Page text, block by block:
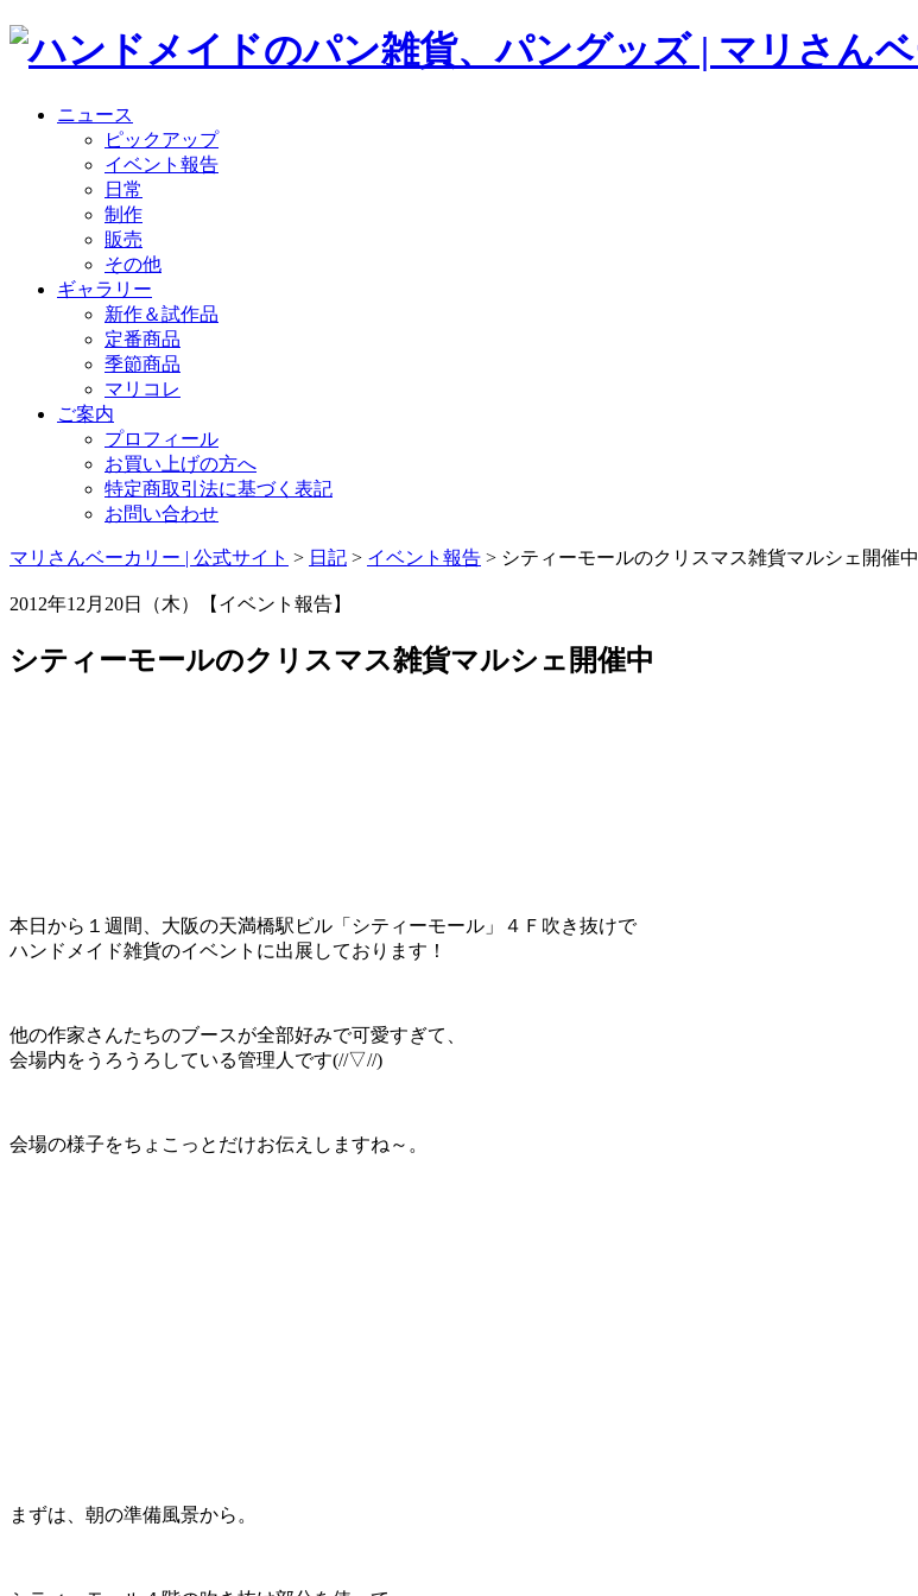
ニュース
ピックアップ
イベント報告
日常
制作
販売
その他
ギャラリー
新作＆試作品
定番商品
季節商品
マリコレ
ご案内
プロフィール
お買い上げの方へ
特定商取引法に基づく表記
お問い合わせ
マリさんベーカリー | 公式サイト > 日記 > イベント報告 > シティーモールのクリスマス雑貨マルシェ開催中
2012年12月20日（木）【イベント報告】
シティーモールのクリスマス雑貨マルシェ開催中
本日から１週間、大阪の天満橋駅ビル「シティーモール」４Ｆ吹き抜けで
ハンドメイド雑貨のイベントに出展しております！
他の作家さんたちのブースが全部好みで可愛すぎて、
会場内をうろうろしている管理人です(//▽//)
会場の様子をちょこっとだけお伝えしますね～。
まずは、朝の準備風景から。